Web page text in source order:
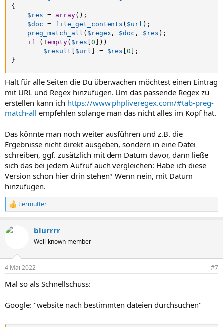
{
$res = array( ) ;
$doc = file_get_contents ( $url ) ;
preg_match_all ( $regex , $doc , $res ) ;
if
( ! empty( $res [0 ] ) )
$result [ $url ] = $res [0 ] ;
}
Halt für alle Seiten die Du überwachen möchtest einen Eintrag
mit URL und Regex hinzufügen. Um das passende Regex zu
erstellen kann ich https://www.phpliveregex.com/#tab-preg-
match-all empfehlen solange man das nicht alles im Kopf hat.
Das könnte man noch weiter ausführen und z.B. die
Ergebnisse nicht direkt ausgeben, sondern in eine Datei
schreiben, ggf. zusätzlich mit dem Datum davor, dann ließe
sich das bei jedem Aufruf auch vergleichen: Habe ich diese
Version schon hier drin stehen? Wenn nein, mit Datum
hinzufügen.
R
e
k
e
:
tiermutter
blurrrr
Well-known member
4 Mai 2022 #7
Mal so als Schnellschuss:
Google: "website nach bestimmten dateien durchsuchen"